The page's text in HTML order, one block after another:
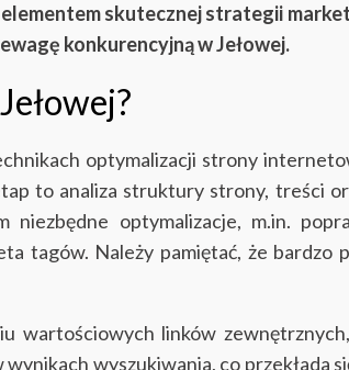
skutecznej strategii
konkurencyjną w Jełowej.
optymalizacji strony
to analiza struktury strony, treści
optymalizacje, m.in.
tagów. Należy pamiętać, że bardzo
wartościowych linków
wyszukiwania, co przekłada